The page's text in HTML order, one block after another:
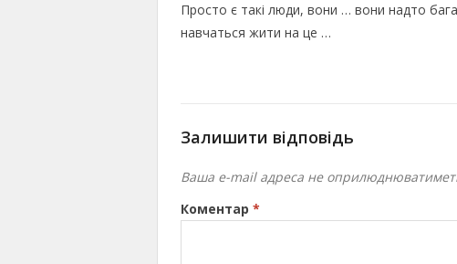
Просто є такі люди, вони … вони надто
навчаться жити на це …
Залишити відповідь
Ваша e-mail адреса не
Коментар *